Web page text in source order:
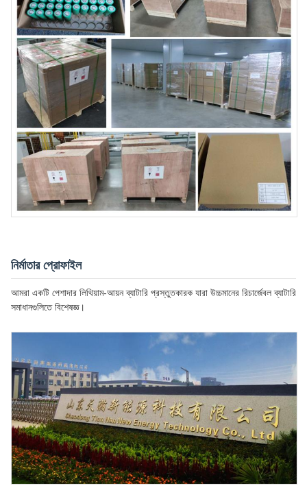
নির্মাতার প্রোফাইল
আমরা একটি পেশাদার লিথিয়াম-আয়ন ব্যাটারি প্রস্তুতকারক যারা উচ্চমানের রিচার্জেবল ব্যাটারি
সমাধানগুলিতে বিশেষজ্ঞ।